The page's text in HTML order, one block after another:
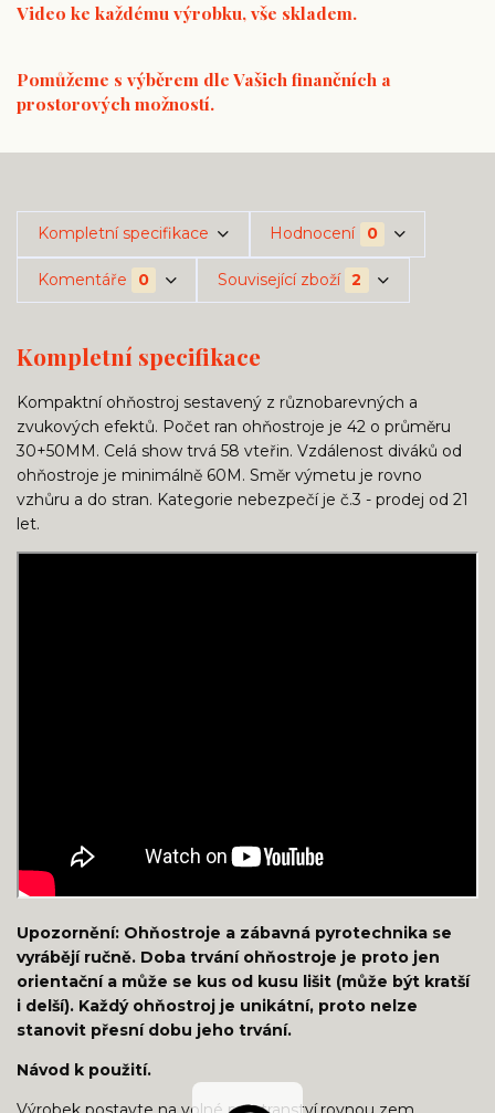
Video ke každému výrobku, vše skladem.
Pomůžeme s výběrem dle Vašich finančních a
prostorových možností.
Kompletní specifikace Hodnocení 0
Komentáře 0 Související zboží 2
Kompletní specifikace
Kompaktní ohňostroj sestavený z různobarevných a
zvukových efektů. Počet ran ohňostroje je 42 o průměru
30+50MM. Celá show trvá 58 vteřin. Vzdálenost diváků od
ohňostroje je minimálně 60M. Směr výmetu je rovno
vzhůru a do stran. Kategorie nebezpečí je č.3 - prodej od 21
let.
Upozornění: Ohňostroje a zábavná pyrotechnika se
vyrábějí ručně. Doba trvání ohňostroje je proto jen
orientační a může se kus od kusu lišit (může být kratší
i delší). Každý ohňostroj je unikátní, proto nelze
stanovit přesní dobu jeho trvání.
Návod k použití.